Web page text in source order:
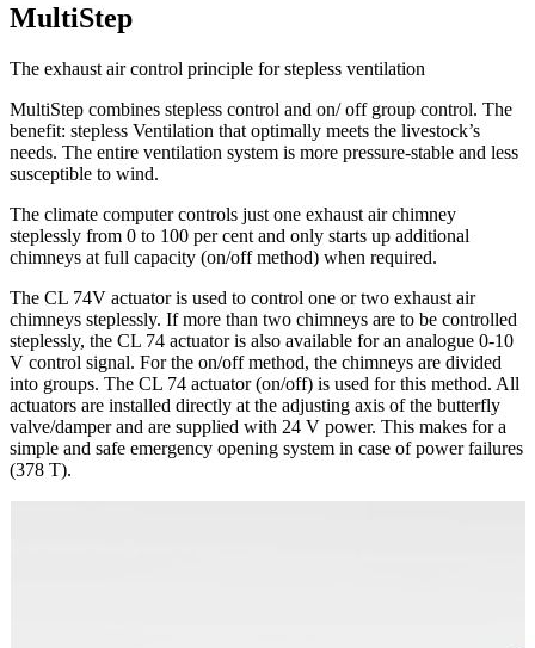
MultiStep
The exhaust air control principle for stepless ventilation
MultiStep combines stepless control and on/ off group control. The
benefit: stepless Ventilation that optimally meets the livestock’s
needs. The entire ventilation system is more pressure-stable and less
susceptible to wind.
The climate computer controls just one exhaust air chimney
steplessly from 0 to 100 per cent and only starts up additional
chimneys at full capacity (on/off method) when required.
The CL 74V actuator is used to control one or two exhaust air
chimneys steplessly. If more than two chimneys are to be controlled
steplessly, the CL 74 actuator is also available for an analogue 0-10
V control signal. For the on/off method, the chimneys are divided
into groups. The CL 74 actuator (on/off) is used for this method. All
actuators are installed directly at the adjusting axis of the butterfly
valve/damper and are supplied with 24 V power. This makes for a
simple and safe emergency opening system in case of power failures
(378 T).